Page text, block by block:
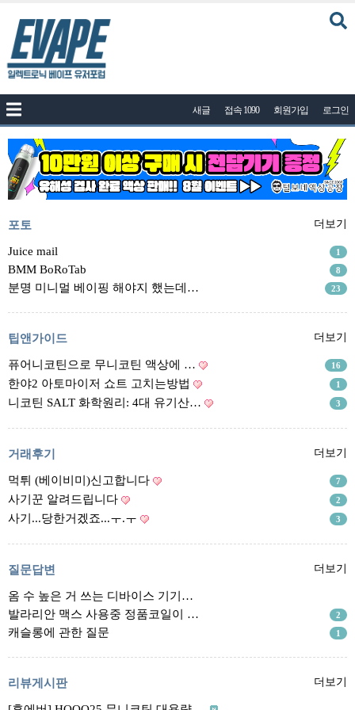
공지사항
나눔이벤트
자유게시판
질문답변
포토
건의게시판
액상
팁앤가이드
레시피계산기
업체
업체게시판
모더게시판
제휴업체
트레이드
판매
구매
거래후기
즐겨찾기
새글 접속 1090 회원가입 로그인
포토 더보기
Juice mail 1
BMM BoRoTab 8
분명 미니멀 베이핑 해야지 했는데… 23
팁앤가이드 더보기
퓨어니코틴으로 무니코틴 액상에 … 16
한야2 아토마이저 쇼트 고치는방법 1
니코틴 SALT 화학원리: 4대 유기산… 3
거래후기 더보기
먹튀 (베이비미)신고합니다 7
사기꾼 알려드립니다 2
사기...당한거겠죠...ㅜ.ㅜ 3
질문답변 더보기
옴 수 높은 거 쓰는 디바이스 기기…
발라리안 맥스 사용중 정품코일이 …
2
캐슬롱에 관한 질문 1
리뷰게시판 더보기